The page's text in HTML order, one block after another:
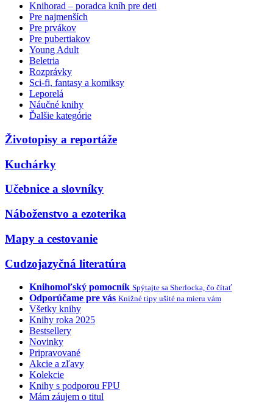
Knihorad – poradca kníh pre deti
Pre najmenších
Pre prvákov
Pre pubertiakov
Young Adult
Beletria
Rozprávky
Sci-fi, fantasy a komiksy
Leporelá
Náučné knihy
Ďalšie kategórie
Životopisy a reportáže
Kuchárky
Učebnice a slovníky
Náboženstvo a ezoterika
Mapy a cestovanie
Cudzojazyčná literatúra
Knihomoľský pomocník Spýtajte sa Sherlocka, čo čítať
Odporúčame pre vás Knižné tipy ušité na mieru vám
Všetky knihy
Knihy roka 2025
Bestsellery
Novinky
Pripravované
Akcie a zľavy
Kolekcie
Knihy s podporou FPU
Mám záujem o titul